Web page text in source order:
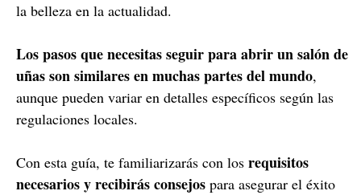
la belleza en la actualidad.
Los pasos que necesitas seguir para abrir un salón de
uñas son similares en muchas partes del mundo,
aunque pueden variar en detalles específicos según las
regulaciones locales.
Con esta guía, te familiarizarás con los requisitos
necesarios y recibirás consejos para asegurar el éxito